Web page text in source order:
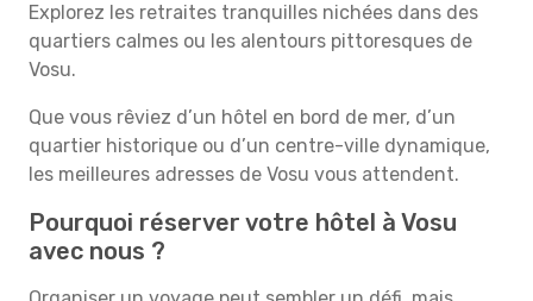
Explorez les retraites tranquilles nichées dans des
quartiers calmes ou les alentours pittoresques de
Vosu.
Que vous rêviez d’un hôtel en bord de mer, d’un
quartier historique ou d’un centre-ville dynamique,
les meilleures adresses de Vosu vous attendent.
Pourquoi réserver votre hôtel à Vosu
avec nous ?